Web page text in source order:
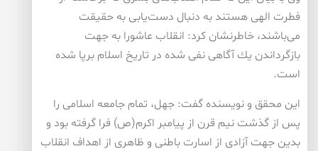
فطرت الهی هستند به دنبال دست‌یابی به حقیقت
می‌باشند، خاطرنشان كرد: انقلاب عاشورا به جهت
بازگرداندن یك آگاهی نفی شده در تاریخ اسلام برپا شده
است.
این محقق و نویسنده گفت: جهل، تمام جامعه اسلامی را
پس از گذشت نیم قرن از پیامبر اكرم(ص) فرا گرفته بود و
بدین جهت آزادی از اسارت باطنی و ظاهری از اهداف انقلاب